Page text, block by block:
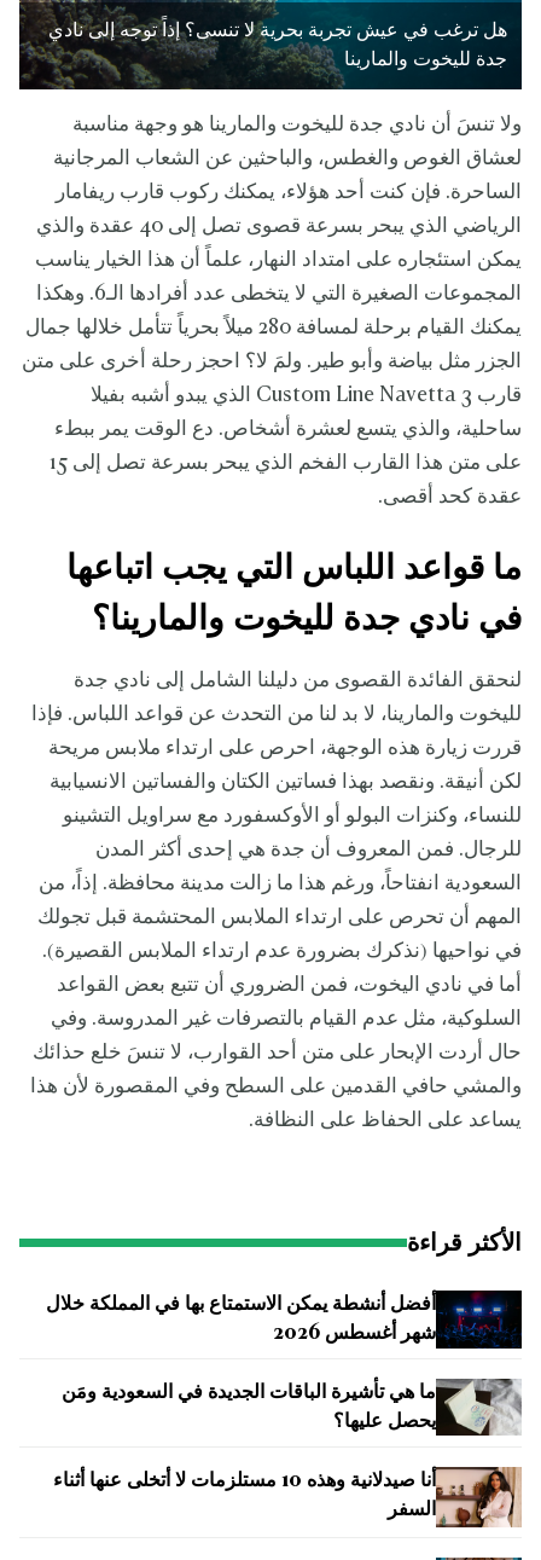
هل ترغب في عيش تجربة بحرية لا تنسى؟ إذاً توجه إلى نادي
جدة لليخوت والمارينا
ولا تنسَ أن نادي جدة لليخوت والمارينا هو وجهة مناسبة
لعشاق الغوص والغطس، والباحثين عن الشعاب المرجانية
الساحرة. فإن كنت أحد هؤلاء، يمكنك ركوب قارب ريفامار
الرياضي الذي يبحر بسرعة قصوى تصل إلى 40 عقدة والذي
يمكن استئجاره على امتداد النهار، علماً أن هذا الخيار يناسب
المجموعات الصغيرة التي لا يتخطى عدد أفرادها الـ6. وهكذا
يمكنك القيام برحلة لمسافة 280 ميلاً بحرياً تتأمل خلالها جمال
الجزر مثل بياضة وأبو طير. ولمَ لا؟ احجز رحلة أخرى على متن
قارب Custom Line Navetta 3 الذي يبدو أشبه بفيلا
ساحلية، والذي يتسع لعشرة أشخاص. دع الوقت يمر ببطء
على متن هذا القارب الفخم الذي يبحر بسرعة تصل إلى 15
عقدة كحد أقصى.
ما قواعد اللباس التي يجب اتباعها
في نادي جدة لليخوت والمارينا؟
لنحقق الفائدة القصوى من دليلنا الشامل إلى نادي جدة
لليخوت والمارينا، لا بد لنا من التحدث عن قواعد اللباس. فإذا
قررت زيارة هذه الوجهة، احرص على ارتداء ملابس مريحة
لكن أنيقة. ونقصد بهذا فساتين الكتان والفساتين الانسيابية
للنساء، وكنزات البولو أو الأوكسفورد مع سراويل التشينو
للرجال. فمن المعروف أن جدة هي إحدى أكثر المدن
السعودية انفتاحاً، ورغم هذا ما زالت مدينة محافظة. إذاً، من
المهم أن تحرص على ارتداء الملابس المحتشمة قبل تجولك
في نواحيها (نذكرك بضرورة عدم ارتداء الملابس القصيرة).
أما في نادي اليخوت، فمن الضروري أن تتبع بعض القواعد
السلوكية، مثل عدم القيام بالتصرفات غير المدروسة. وفي
حال أردت الإبحار على متن أحد القوارب، لا تنسَ خلع حذائك
والمشي حافي القدمين على السطح وفي المقصورة لأن هذا
يساعد على الحفاظ على النظافة.
الأكثر قراءة
أفضل أنشطة يمكن الاستمتاع بها في المملكة خلال
شهر أغسطس 2026
ما هي تأشيرة الباقات الجديدة في السعودية ومَن
يحصل عليها؟
أنا صيدلانية وهذه 10 مستلزمات لا أتخلى عنها أثناء
السفر